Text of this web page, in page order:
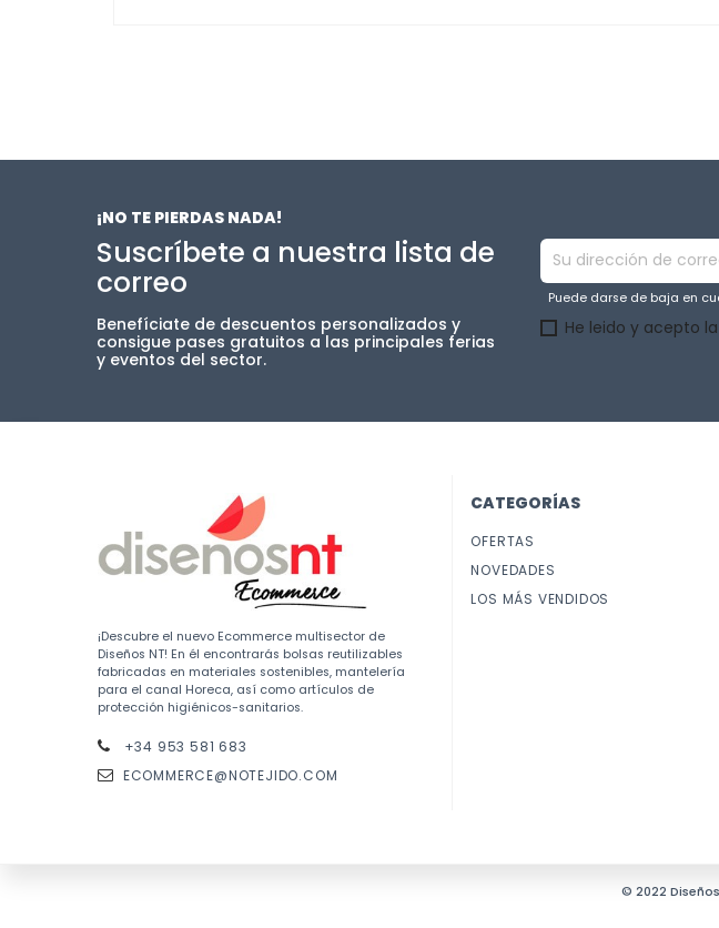
¡NO TE PIERDAS NADA!
Suscríbete a nuestra lista de
correo
Benefíciate de descuentos personalizados y
consigue pases gratuitos a las principales ferias
y eventos del sector.
Puede darse de baja en
He leido y acepto la
¡Descubre el nuevo Ecommerce multisector de
Diseños NT! En él encontrarás bolsas reutilizables
fabricadas en materiales sostenibles, mantelería
para el canal Horeca, así como artículos de
protección higiénicos-sanitarios.
+34 953 581 683
ECOMMERCE@NOTEJIDO.COM
CATEGORÍAS
OFERTAS
NOVEDADES
LOS MÁS VENDIDOS
© 2022